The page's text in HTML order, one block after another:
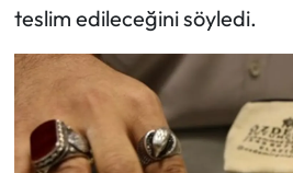
teslim edileceğini söyledi.
Uğurludağ Haberleri
Yaşam
Yayla Haber